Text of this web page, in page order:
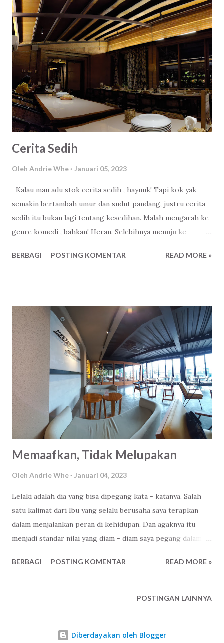
disana. Semoga.
Cerita Sedih
Oleh Andrie Whe Januari 05, 2023
Kalau mau adu stok cerita sedih , hayuuk! Tapi kok yak
semakin bertambah umur dan sudut pandang, justru cerita
sedih itu bukan lagi tentang kesedihan. Malah mengarah ke
genre komedi , bahkan! Heran. Selebihnya menuju ke
ini akan menjadi komedi di kemudian hari. Valid. Skenario
BERBAGI POSTING KOMENTAR READ MORE »
Memaafkan, Tidak Melupakan
Oleh Andrie Whe Januari 04, 2023
Lelaki adalah dia yang bisa dipegang kata - katanya. Salah
satu kalimat dari Ibu yang selalu berusaha saya terapkan
dalam menjalankan peran di kehidupan. Dan agaknya itu
menjadi standar nilai yang diam - diam saya pegang dalam
nilai itu dilanggar dan saya tahu, runtuh sudah persona,
tapi tidak melupakan. Saya akan membuang jauh-jauh
BERBAGI POSTING KOMENTAR READ MORE »
POSTINGAN LAINNYA
Diberdayakan oleh Blogger